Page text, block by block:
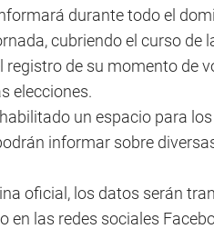
durante todo el
cubriendo el curso de
registro de su momento de
elecciones.
un espacio para
informar sobre
oficial, los datos serán
en las redes sociales